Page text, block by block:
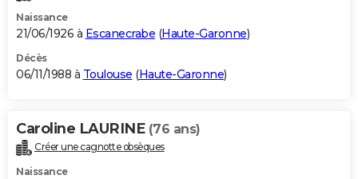
Naissance
21/06/1926 à Escanecrabe (Haute-Garonne)
Décès
06/11/1988 à Toulouse (Haute-Garonne)
Caroline LAURINE (76 ans)
Créer une cagnotte obsèques
Naissance